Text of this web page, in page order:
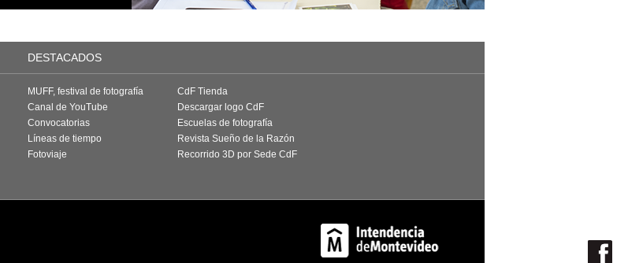
DESTACADOS
MUFF, festival de fotografía
Canal de YouTube
Convocatorias
Líneas de tiempo
Fotoviaje
CdF Tienda
Descargar logo CdF
Escuelas de fotografía
Revista Sueño de la Razón
Recorrido 3D por Sede CdF